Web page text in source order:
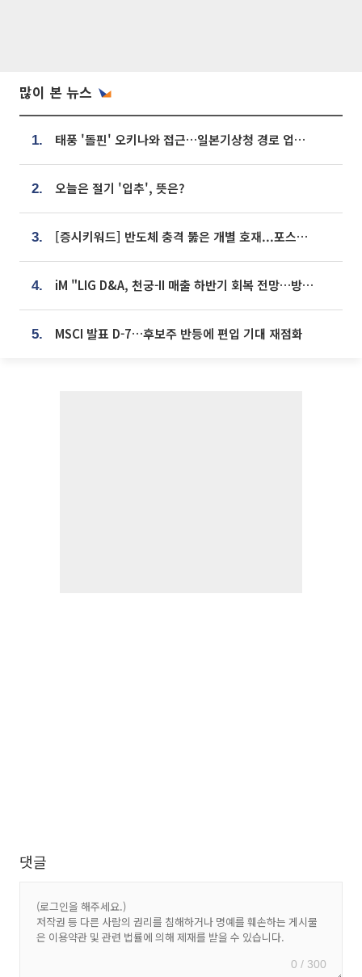
많이 본 뉴스
1. 태풍 '돌핀' 오키나와 접근…일본기상청 경로 업데이트
2. 오늘은 절기 '입추', 뜻은?
3. [증시키워드] 반도체 충격 뚫은 개별 호재...포스코퓨처엠·에코프로·한화솔루션 '눈길'
4. iM "LIG D&A, 천궁-II 매출 하반기 회복 전망…방산 톱픽 유지"
5. MSCI 발표 D-7…후보주 반등에 편입 기대 재점화
댓글
0 / 300